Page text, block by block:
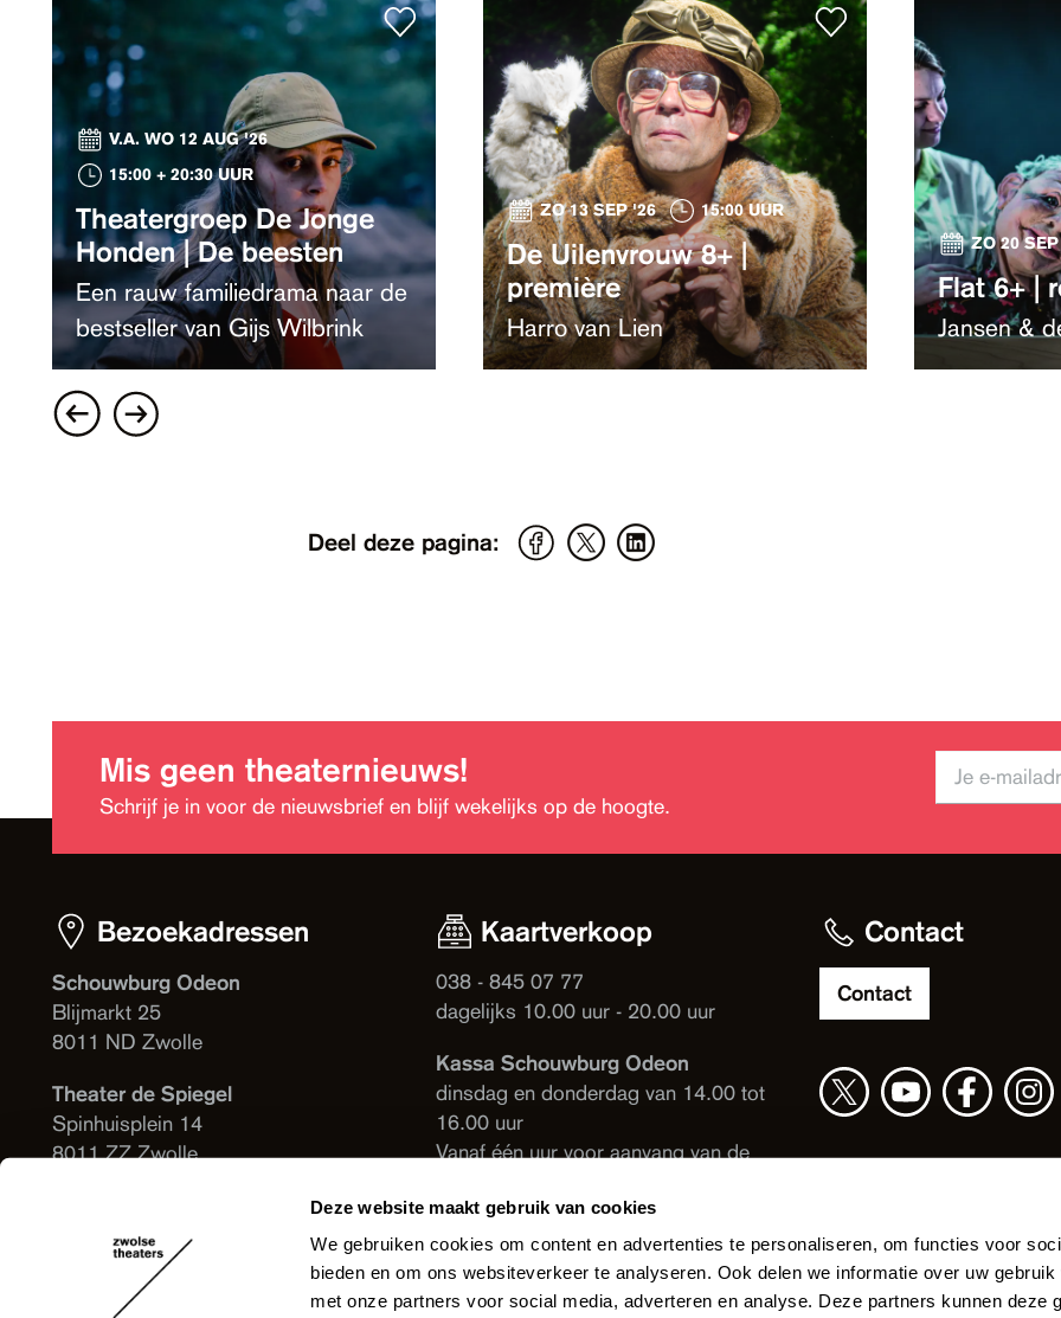
Deze website maakt gebruik van cookies
We gebruiken cookies om content en advertenties te personaliseren, om functies voor
bieden en om ons websiteverkeer te analyseren. Ook delen we informatie over uw
met onze partners voor social media, adverteren en analyse. Deze partners kunnen deze
V.A. WO 12 AUG '26
15:00 + 20:30 UUR
Theatergroep De Jonge
Honden | De beesten
Een rauw familiedrama naar de
bestseller van Gijs Wilbrink
ZO 13 SEP '26 15:00 UUR
De Uilenvrouw 8+ |
première
Harro van Lien
ZO 20
Flat 6+ |
Jansen &
Deel deze pagina:
Mis geen theaternieuws!
Schrijf je in voor de nieuwsbrief en blijf wekelijks op de hoogte.
Bezoekadressen
Schouwburg Odeon
Blijmarkt 25
8011 ND Zwolle
Theater de Spiegel
Spinhuisplein 14
8011 ZZ Zwolle
Kaartverkoop
038 - 845 07 77
dagelijks 10.00 uur - 20.00 uur
Kassa Schouwburg Odeon
dinsdag en donderdag van 14.00 tot
16.00 uur
Vanaf één uur voor aanvang van de
Theater de Spiegel
Vanaf één uur voor aanvang van de
voorstelling
Contact
Contact